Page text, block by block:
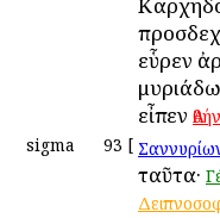
εὗρεν
εἶπεν
sigma 93 [
ταῦτα·